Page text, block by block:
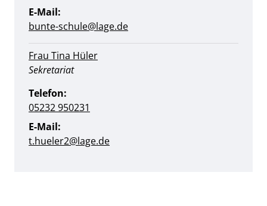
E-Mail:
bunte-schule@lage.de
Frau Tina Hüler
Position:
Sekretariat
Telefon:
05232 950231
E-Mail:
t.hueler2@lage.de